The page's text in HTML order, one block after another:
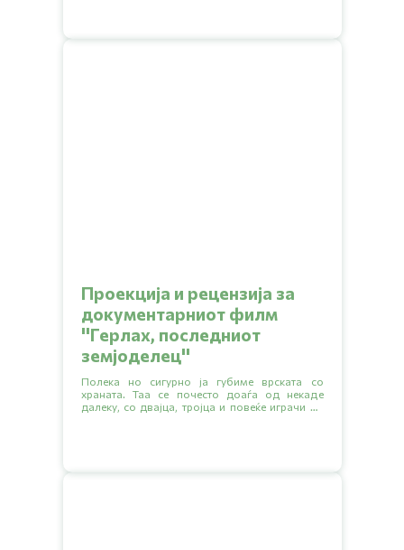
Проекција и рецензија за
документарниот филм
''Герлах, последниот
земјоделец''
Полека но сигурно ја губиме врската со
храната. Таа се почесто доаѓа од некаде
далеку, со двајца, тројца и повеќе играчи во